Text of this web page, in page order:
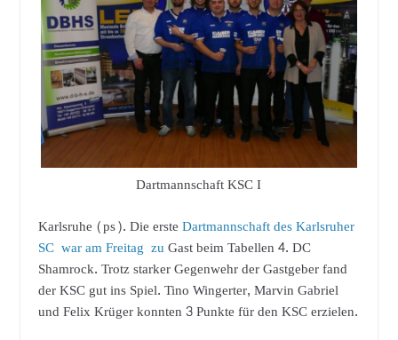
Dartmannschaft KSC I
Karlsruhe (ps). Die ersteDartmannschaft des Karlsruher
SC war am Freitag zuGast beim Tabellen 4. DC
Shamrock. Trotz starker Gegenwehr der Gastgeber fand
der KSC gut ins Spiel. Tino Wingerter, Marvin Gabriel
und Felix Krüger konnten 3 Punkte für den KSC erzielen.